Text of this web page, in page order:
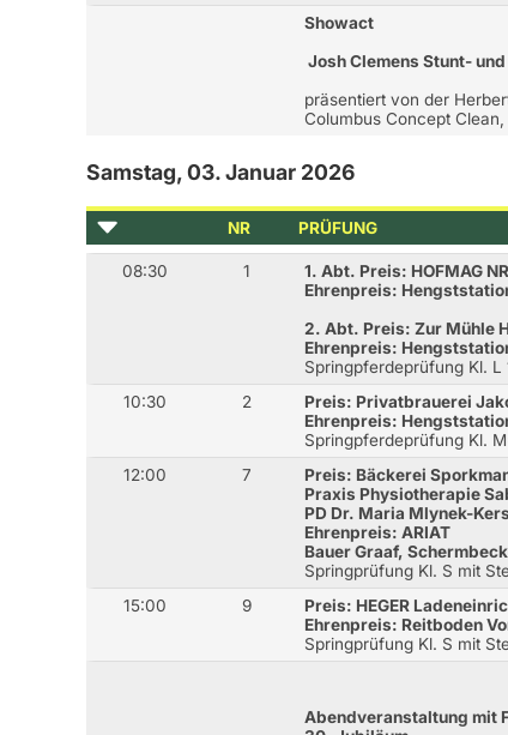
Showact
Josh Clemens Stunt-
präsentiert von der
Columbus Concept
Samstag, 03. Januar 2026
NR PRÜFUNG
08:30 1
1. Abt. Preis: HOFMAG
Ehrenpreis:
2. Abt. Preis: Zur Mühle
Ehrenpreis:
Springpferdeprüfung Kl. L
10:30 2
Preis: Privatbrauerei
Ehrenpreis:
Springpferdeprüfung Kl.
12:00 7
Preis: Bäckerei
Praxis Physiotherapie
PD Dr. Maria Mlynek-
Ehrenpreis: ARIAT
Bauer Graaf, Schermbeck
Springprüfung Kl. S mit
15:00 9
Preis: HEGER
Ehrenpreis: Reitboden
Springprüfung Kl. S mit
Abendveranstaltung mit